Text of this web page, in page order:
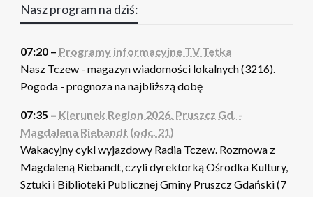
Nasz program na dziś:
07:20 – Programy informacyjne TV Tetka
Nasz Tczew - magazyn wiadomości lokalnych (3216).
Pogoda - prognoza na najbliższą dobę
07:35 – Kierunek Region 2026. Pruszcz Gd. -
Magdalena Riebandt (odc. 21)
Wakacyjny cykl wyjazdowy Radia Tczew. Rozmowa z
Magdaleną Riebandt, czyli dyrektorką Ośrodka Kultury,
Sztuki i Biblioteki Publicznej Gminy Pruszcz Gdański (7